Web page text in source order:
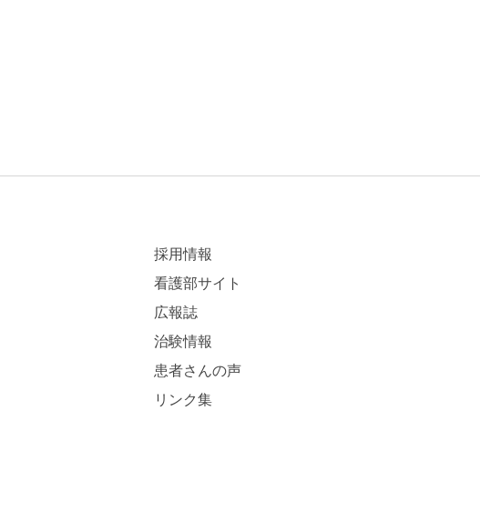
採用情報
看護部サイト
広報誌
治験情報
患者さんの声
リンク集